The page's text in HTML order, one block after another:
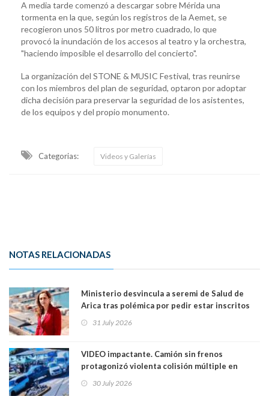
A media tarde comenzó a descargar sobre Mérida una
tormenta en la que, según los registros de la Aemet, se
recogieron unos 50 litros por metro cuadrado, lo que
provocó la inundación de los accesos al teatro y la orchestra,
"haciendo imposible el desarrollo del concierto".
La organización del STONE & MUSIC Festival, tras reunirse
con los miembros del plan de seguridad, optaron por adoptar
dicha decisión para preservar la seguridad de los asistentes,
de los equipos y del propio monumento.
Categorias: Videos y Galerías
NOTAS RELACIONADAS
Ministerio desvincula a seremi de Salud de
Arica tras polémica por pedir estar inscritos
Ya son 29 seremis despedidos desde el 11 de
31 July 2026
VIDEO impactante. Camión sin frenos
protagonizó violenta colisión múltiple en
30 July 2026